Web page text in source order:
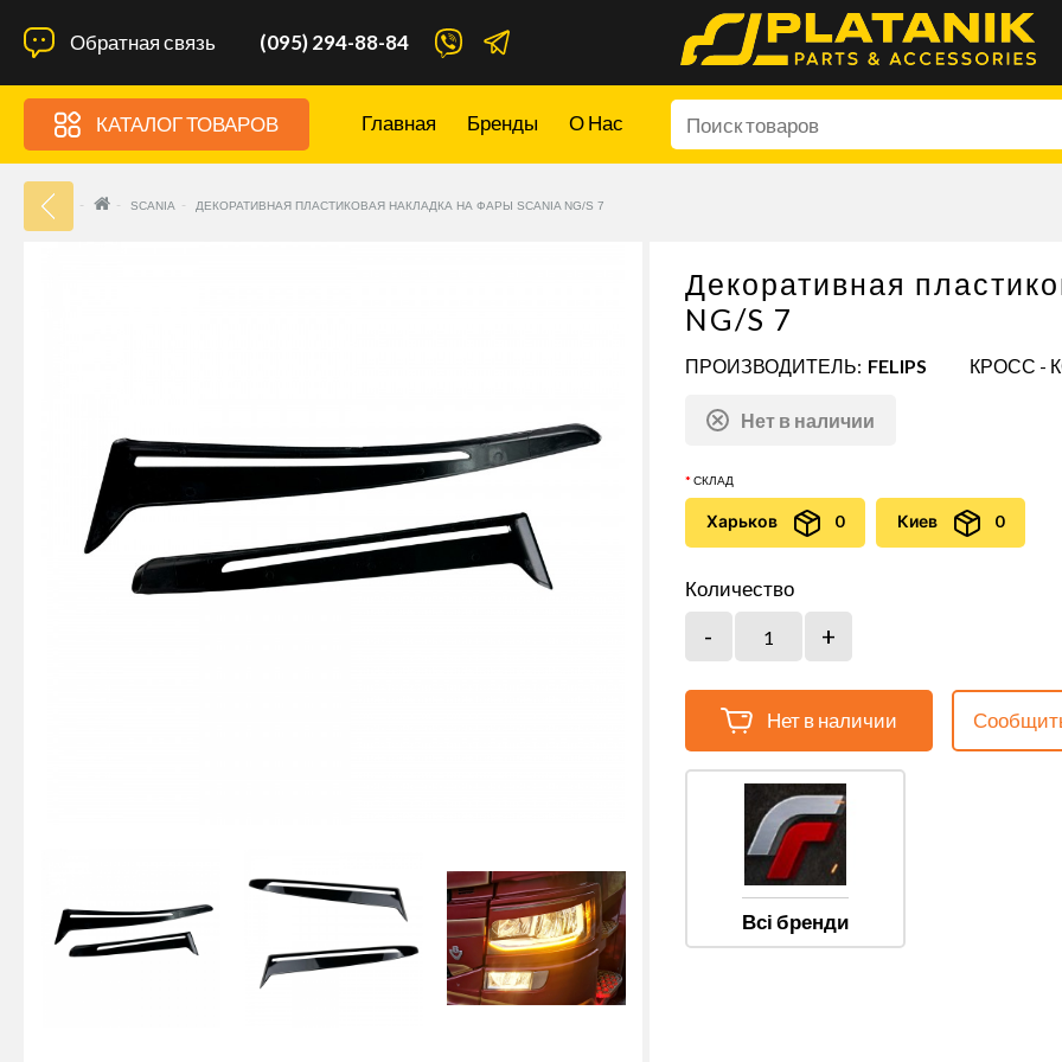
Обратная связь (095) 294-88-84
КАТАЛОГ ТОВАРОВ Главная Бренды О Нас
SCANIA ДЕКОРАТИВНАЯ ПЛАСТИКОВАЯ НАКЛАДКА НА ФАРЫ SCANIA NG/S 7
Декоративная
NG/S 7
ПРОИЗВОДИТЕЛЬ: FELIPS КРОСС -
Нет в наличии
СКЛАД
Харьков 0 Киев 0
Количество
Нет в наличии
Всі бренди